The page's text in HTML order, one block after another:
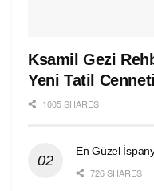
Ksamil Gezi
Yeni Tatil Cenneti
1005 SHARES
En Güzel
726 SHARES